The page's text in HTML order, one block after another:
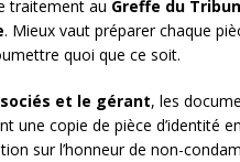
traitement au Greffe du
. Mieux vaut préparer chaque
quoi que ce soit.
et le gérant, les
une copie de pièce d’identité
sur l’honneur de non-